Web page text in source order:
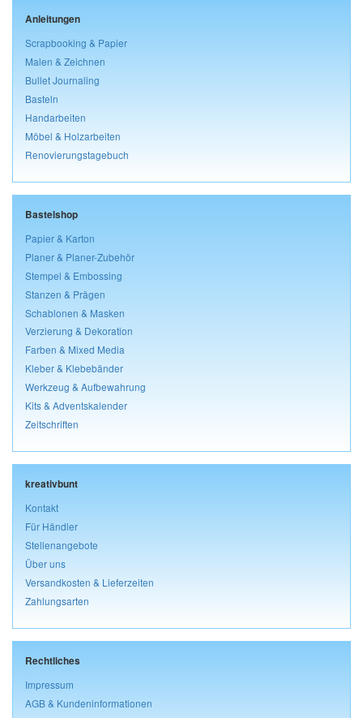
Anleitungen
Scrapbooking & Papier
Malen & Zeichnen
Bullet Journaling
Basteln
Handarbeiten
Möbel & Holzarbeiten
Renovierungstagebuch
Bastelshop
Papier & Karton
Planer & Planer-Zubehör
Stempel & Embossing
Stanzen & Prägen
Schablonen & Masken
Verzierung & Dekoration
Farben & Mixed Media
Kleber & Klebebänder
Werkzeug & Aufbewahrung
Kits & Adventskalender
Zeitschriften
kreativbunt
Kontakt
Für Händler
Stellenangebote
Über uns
Versandkosten & Lieferzeiten
Zahlungsarten
Rechtliches
Impressum
AGB & Kundeninformationen